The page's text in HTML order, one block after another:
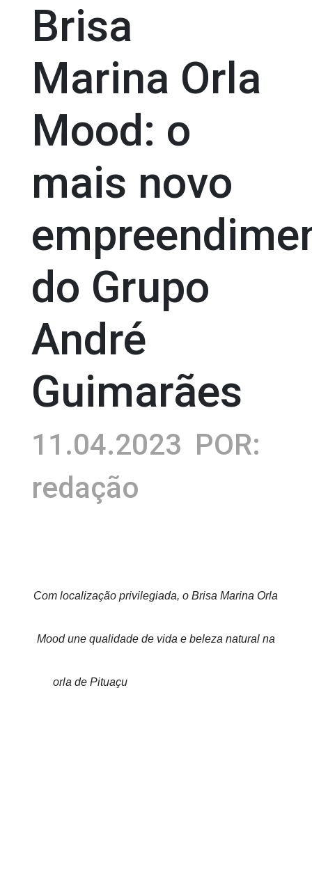
Brisa
Marina Orla
Mood: o
mais novo
do Grupo
André
Guimarães
11.04.2023 POR:
redação
Com localização privilegiada, o Brisa Marina Orla
Mood une qualidade de vida e beleza natural na
orla de Pituaçu